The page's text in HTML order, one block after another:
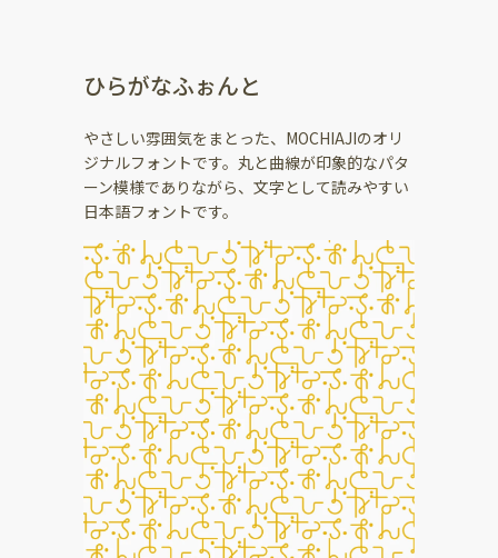
ひらがなふぉんと
やさしい雰囲気をまとった、MOCHIAJIのオリ
ジナルフォントです。丸と曲線が印象的なパタ
ーン模様でありながら、文字として読みやすい
日本語フォントです。